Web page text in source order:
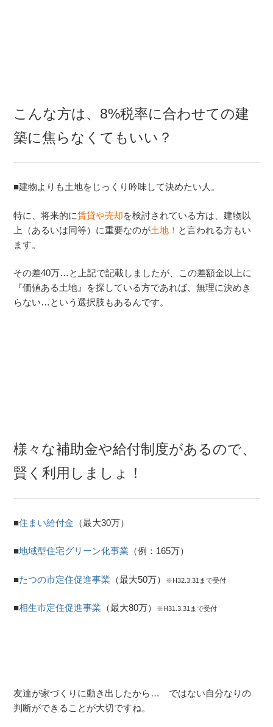
こんな方は、8%税率に合わせての建
築に焦らなくてもいい？
■建物よりも土地をじっくり吟味して決めたい人。
特に、将来的に賃貸や売却を検討されている方は、建物以
上（あるいは同等）に重要なのが土地！ と言われる方もい
ます。
その差40万…と上記で記載しましたが、この差額金以上に
『価値ある土地』を探している方であれば、無理に決めき
らない…という選択肢もあるんです。
様々な補助金や給付制度があるので、
賢く利用しましょ！
■住まい給付金 （最大30万）
■地域型住宅グリーン化事業 （例：165万）
■たつの市定住促進事業 （最大50万） ※H32.3.31まで受付
■相生市定住促進事業 （最大80万） ※H31.3.31まで受付
友達が家づくりに動き出したから… ではない自分なりの
判断ができることが大切ですね。